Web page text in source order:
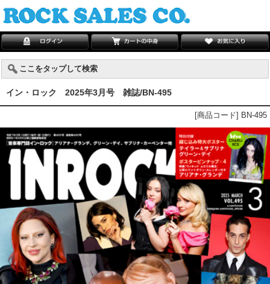
ここをタップして検索
イン・ロック 2025年3月号 雑誌/BN-495
[商品コード] BN-495